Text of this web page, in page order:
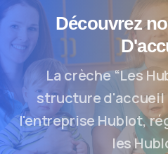
Découvrez
La crèche “Les
structure d'accueil
l'entreprise Hublot,
les